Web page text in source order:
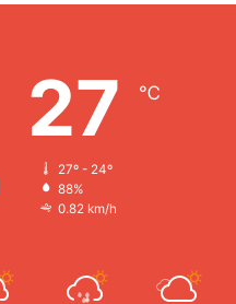
27 ℃
27º - 24º
88%
0.82 km/h